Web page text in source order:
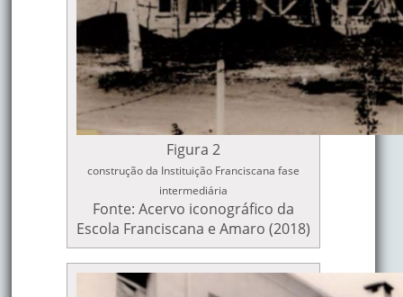
Figura 2
construção da Instituição Franciscana fase
intermediária
Fonte: Acervo iconográfico da
Escola Franciscana e Amaro (2018)